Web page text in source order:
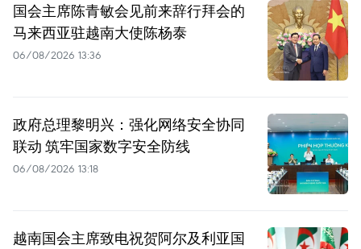
国会主席陈青敏会见前来辞行拜会的
马来西亚驻越南大使陈杨泰
06/08/2026 13:36
政府总理黎明兴：强化网络安全协同
联动 筑牢国家数字安全防线
06/08/2026 13:18
越南国会主席致电祝贺阿尔及利亚国